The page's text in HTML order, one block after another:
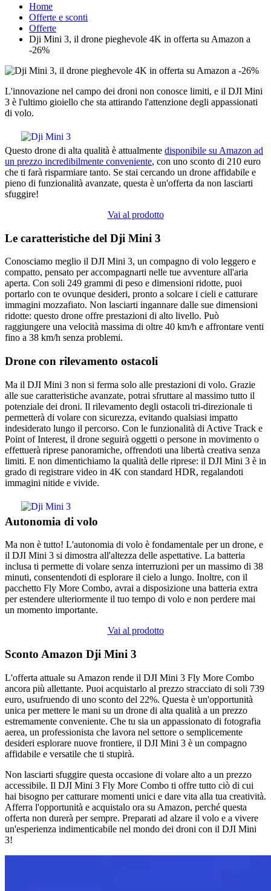
Home
Offerte e sconti
Offerte
Dji Mini 3, il drone pieghevole 4K in offerta su Amazon a
-26%
L'innovazione nel campo dei droni non conosce limiti, e il DJI Mini
3 è l'ultimo gioiello che sta attirando l'attenzione degli appassionati
di volo.
Questo drone di alta qualità è attualmente disponibile su Amazon ad
un prezzo incredibilmente conveniente, con uno sconto di 210 euro
che ti farà risparmiare tanto. Se stai cercando un drone affidabile e
pieno di funzionalità avanzate, questa è un'offerta da non lasciarti
sfuggire!
Vai al prodotto
Le caratteristiche del Dji Mini 3
Conosciamo meglio il DJI Mini 3, un compagno di volo leggero e
compatto, pensato per accompagnarti nelle tue avventure all'aria
aperta. Con soli 249 grammi di peso e dimensioni ridotte, puoi
portarlo con te ovunque desideri, pronto a solcare i cieli e catturare
immagini mozzafiato. Non lasciarti ingannare dalle sue dimensioni
ridotte: questo drone offre prestazioni di alto livello. Può
raggiungere una velocità massima di oltre 40 km/h e affrontare venti
fino a 38 km/h senza problemi.
Drone con rilevamento ostacoli
Ma il DJI Mini 3 non si ferma solo alle prestazioni di volo. Grazie
alle sue caratteristiche avanzate, potrai sfruttare al massimo tutto il
potenziale dei droni. Il rilevamento degli ostacoli tri-direzionale ti
permetterà di volare con sicurezza, evitando qualsiasi impatto
indesiderato lungo il percorso. Con le funzionalità di Active Track e
Point of Interest, il drone seguirà oggetti o persone in movimento o
effettuerà riprese panoramiche, offrendoti una libertà creativa senza
limiti. E non dimentichiamo la qualità delle riprese: il DJI Mini 3 è in
grado di registrare video in 4K con standard HDR, regalandoti
immagini nitide e vivide.
Autonomia di volo
Ma non è tutto! L'autonomia di volo è fondamentale per un drone, e
il DJI Mini 3 si dimostra all'altezza delle aspettative. La batteria
inclusa ti permette di volare senza interruzioni per un massimo di 38
minuti, consentendoti di esplorare il cielo a lungo. Inoltre, con il
pacchetto Fly More Combo, avrai a disposizione una batteria extra
per estendere ulteriormente il tuo tempo di volo e non perdere mai
un momento importante.
Vai al prodotto
Sconto Amazon Dji Mini 3
L'offerta attuale su Amazon rende il DJI Mini 3 Fly More Combo
ancora più allettante. Puoi acquistarlo al prezzo stracciato di soli 739
euro, usufruendo di uno sconto del 22%. Questa è un'opportunità
unica per mettere le mani su un drone di alta qualità a un prezzo
estremamente conveniente. Che tu sia un appassionato di fotografia
aerea, un professionista che lavora nel settore o semplicemente
desideri esplorare nuove frontiere, il DJI Mini 3 è un compagno
affidabile e versatile che ti stupirà.
Non lasciarti sfuggire questa occasione di volare alto a un prezzo
accessibile. Il DJI Mini 3 Fly More Combo ti offre tutto ciò di cui
hai bisogno per catturare momenti unici e dare vita alla tua creatività.
Afferra l'opportunità e acquistalo ora su Amazon, perché questa
offerta non durerà per sempre. Preparati ad alzare il volo e a vivere
un'esperienza indimenticabile nel mondo dei droni con il DJI Mini
3!